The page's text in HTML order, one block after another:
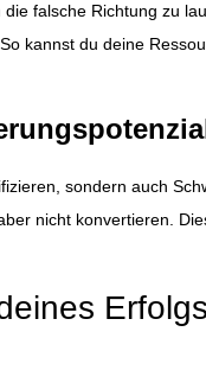
falsche Richtung zu
kannst du deine
sondern auch
nicht konvertieren.
Erfolgs